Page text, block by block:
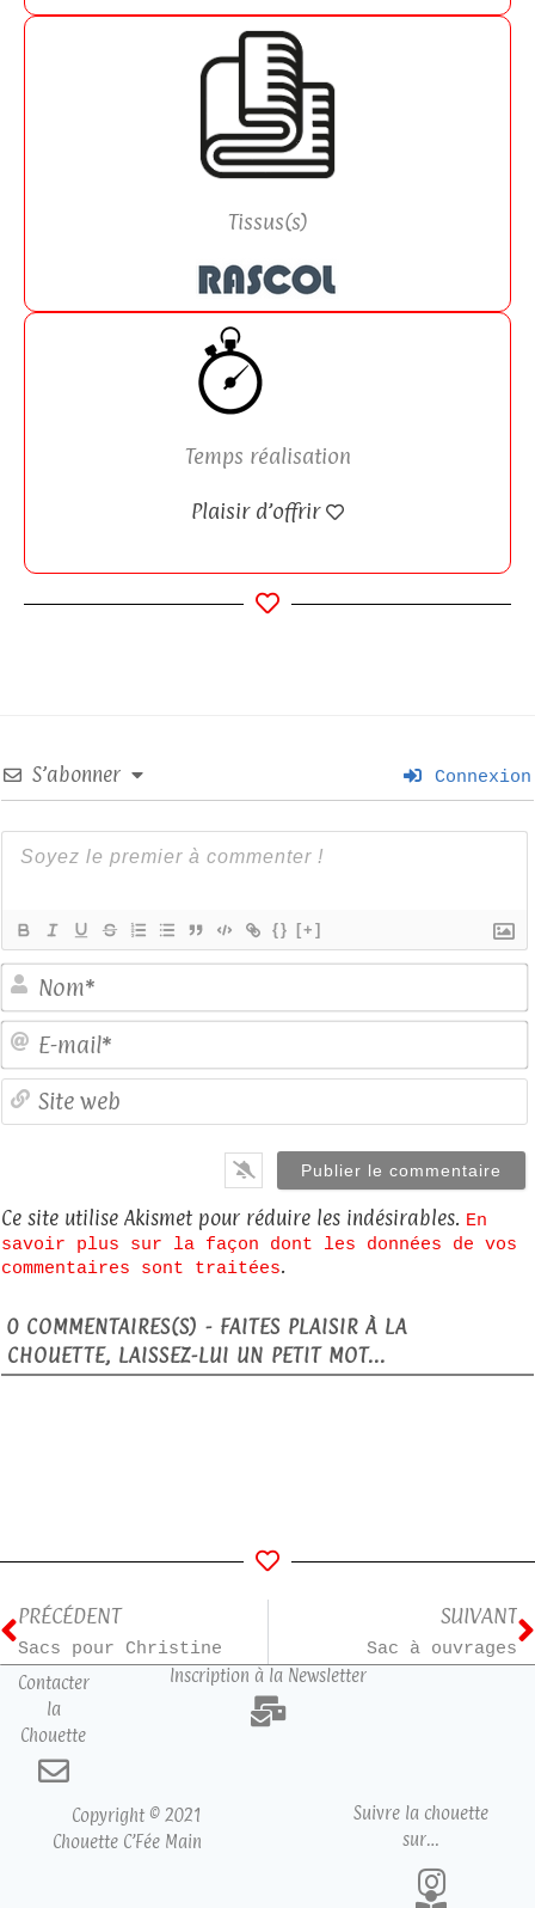
Tissus(s)
Temps réalisation
Plaisir d’offrir
S’abonner Connexion
{} [+]
Ce site utilise Akismet pour réduire les indésirables. En
savoir plus sur la façon dont les données de vos
commentaires sont traitées.
0 COMMENTAIRES(S) - FAITES PLAISIR À LA
CHOUETTE, LAISSEZ-LUI UN PETIT MOT...
PRÉCÉDENT
Sacs pour Christine
SUIVANT
Sac à ouvrages
Contacter
la
Chouette
Inscription à la Newsletter
Copyright © 2021
Chouette C’Fée Main
Suivre la chouette
sur…